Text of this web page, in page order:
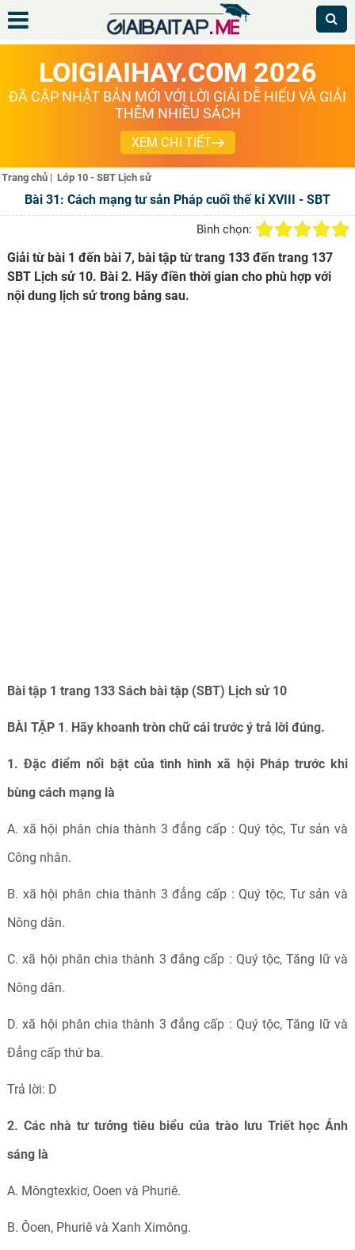
LOIGIAIHAY.COM 2026
ĐÃ CẬP NHẬT BẢN MỚI VỚI LỜI GIẢI DỄ HIỂU VÀ GIẢI
THÊM NHIỀU SÁCH
XEM CHI TIẾT
Trang chủ | Lớp 10 - SBT Lịch sử
Bài 31: Cách mạng tư sản Pháp cuối thế kỉ XVIII - SBT
Bình chọn:
Giải từ bài 1 đến bài 7, bài tập từ trang 133 đến trang 137
SBT Lịch sử 10. Bài 2. Hãy điền thời gian cho phù hợp với
nội dung lịch sử trong bảng sau.
Bài tập 1 trang 133 Sách bài tập (SBT) Lịch sử 10
BÀI TẬP 1. Hãy khoanh tròn chữ cái trước ý trả lời đúng.
1. Đặc điểm nổi bật của tình hình xã hội Pháp trước khi
bùng cách mạng là
A. xã hội phân chia thành 3 đẳng cấp : Quý tộc, Tư sản và
Công nhân.
B. xã hội phân chia thành 3 đẳng cấp : Quý tộc, Tư sản và
Nông dân.
C. xã hội phân chia thành 3 đắng cấp : Quý tộc, Tăng lữ và
Nông dân.
D. xã hội phân chia thành 3 đẳng cấp : Quý tộc, Tăng lữ và
Đẳng cấp thứ ba.
Trả lời: D
2. Các nhà tư tưởng tiêu biểu của trào lưu Triết học Ánh
sáng là
A. Môngtexkiơ, Ooen và Phuriê.
B. Ôoen, Phuriê và Xanh Ximông.